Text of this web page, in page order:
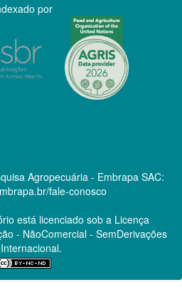
por
Agropecuária - Embrapa SAC:
fale-conosco
está licenciado sob a Licença
- NãoComercial - SemDerivações